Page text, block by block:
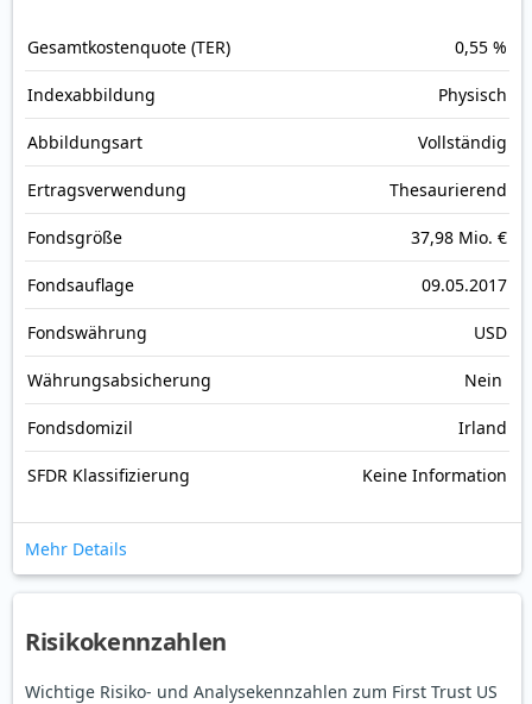
Gesamt­kosten­quote (TER) 0,55 %
Index­abbildung Physisch
Abbildungs­art Vollständig
Ertrags­verwendung Thesaurierend
Fonds­größe 37,98 Mio. €
Fonds­auflage 09.05.2017
Fonds­währung USD
Währungsabsicherung Nein
Fondsdomizil Irland
SFDR Klassifizierung Keine Information
Mehr Details
Risikokennzahlen
Wichtige Risiko- und Analysekennzahlen zum First Trust US